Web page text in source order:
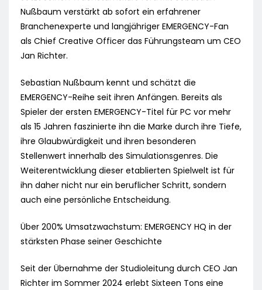
Nußbaum verstärkt ab sofort ein erfahrener
Branchenexperte und langjähriger EMERGENCY-Fan
als Chief Creative Officer das Führungsteam um CEO
Jan Richter.
Sebastian Nußbaum kennt und schätzt die
EMERGENCY-Reihe seit ihren Anfängen. Bereits als
Spieler der ersten EMERGENCY-Titel für PC vor mehr
als 15 Jahren faszinierte ihn die Marke durch ihre Tiefe,
ihre Glaubwürdigkeit und ihren besonderen
Stellenwert innerhalb des Simulationsgenres. Die
Weiterentwicklung dieser etablierten Spielwelt ist für
ihn daher nicht nur ein beruflicher Schritt, sondern
auch eine persönliche Entscheidung.
Über 200% Umsatzwachstum: EMERGENCY HQ in der
stärksten Phase seiner Geschichte
Seit der Übernahme der Studioleitung durch CEO Jan
Richter im Sommer 2024 erlebt Sixteen Tons eine